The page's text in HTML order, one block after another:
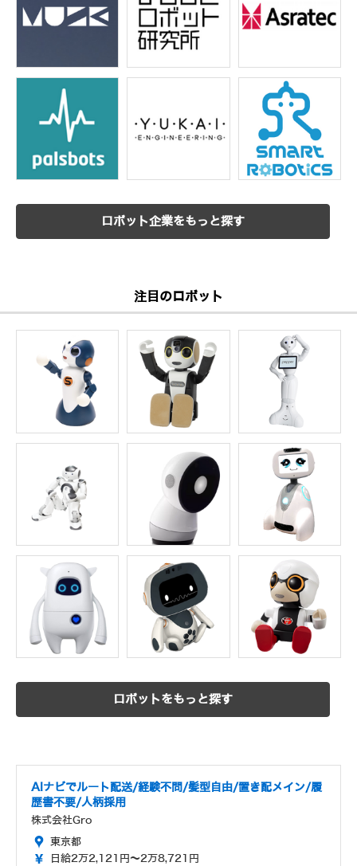
ロボット企業をもっと探す
注目のロボット
ロボットをもっと探す
AIナビでルート配送/経験不問/髪型自由/置き配メイン/履
歴書不要/人柄採用
株式会社Gro
東京都
日給2万2,121円～2万8,721円